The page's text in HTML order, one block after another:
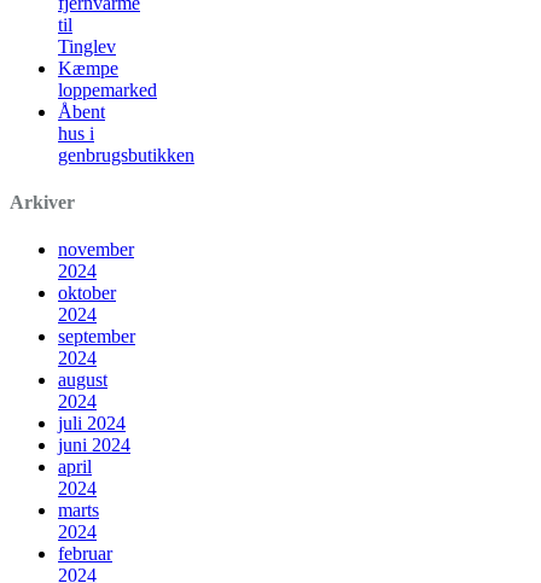
til
Tinglev
Kæmpe
loppemarked
Åbent
hus i
genbrugsbutikken
Arkiver
november
2024
oktober
2024
september
2024
august
2024
juli 2024
juni 2024
april
2024
marts
2024
februar
2024